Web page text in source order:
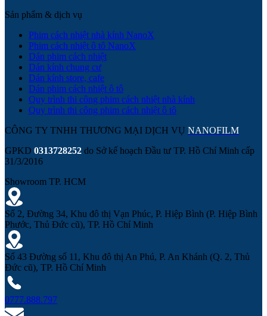
Sản phẩm & dịch vụ
Phim cách nhiệt nhà kính NanoX
Phim cách nhiệt ô tô NanoX
Dán phim cách nhiệt
Dán kính chung cư
Dán kính store, cafe
Dán phim cách nhiệt ô tô
Quy trình thi công phim cách nhiệt nhà kính
Quy trình thi công phim cách nhiệt ô tô
CÔNG TY TNHH THƯƠNG MẠI DỊCH VỤ NANOFILM
GPKD 0313728252 do Sở kế hoạch Đầu tư TP. Hồ Chí Minh cấp
31/3/2016
Showroom TP. HCM
Số 2, Đường 34, Khu đô thị Vạn Phúc, P. Hiệp Bình (P. Hiệp Bình
Phước, Thủ Đức cũ), TP. Hồ Chí Minh
Số 43 Đường số 11, Khu đô thị An Phú, P. An Khánh (Q. 2, Thủ
Đức cũ), TP. Hồ Chí Minh
0777.888.797